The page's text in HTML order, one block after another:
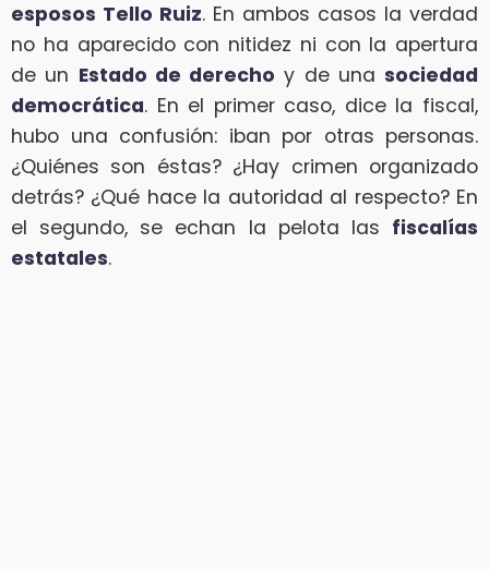
esposos Tello Ruiz. En ambos casos la verdad
no ha aparecido con nitidez ni con la apertura
de un Estado de derecho y de una sociedad
democrática. En el primer caso, dice la fiscal,
hubo una confusión: iban por otras personas.
¿Quiénes son éstas? ¿Hay crimen organizado
detrás? ¿Qué hace la autoridad al respecto? En
el segundo, se echan la pelota las fiscalías
estatales.